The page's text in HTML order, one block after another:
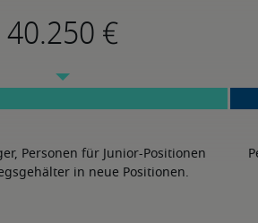
Personen für Junior-Positionen
in neue Positionen.